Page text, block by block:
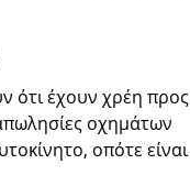
ότι έχουν χρέη προς
οχημάτων
οπότε είναι